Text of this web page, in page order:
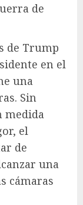
de
de Trump
en el
una
Sin
medida
el
de
una
cámaras